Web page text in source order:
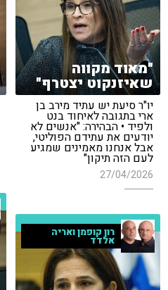
"מאוד מקווה
שאיזנקוט יצטרף"
יו"ר סיעת יש עתיד מירב בן
ארי בתגובה לאיחוד בנט
ולפיד • הבהירה: "אנשים לא
יודעים את עתידם הפוליטי,
אבל אנחנו מאמינים שמגיע
לעם הזה תיקון"
27/04/2026
רון קופמן ואריה
אלדד